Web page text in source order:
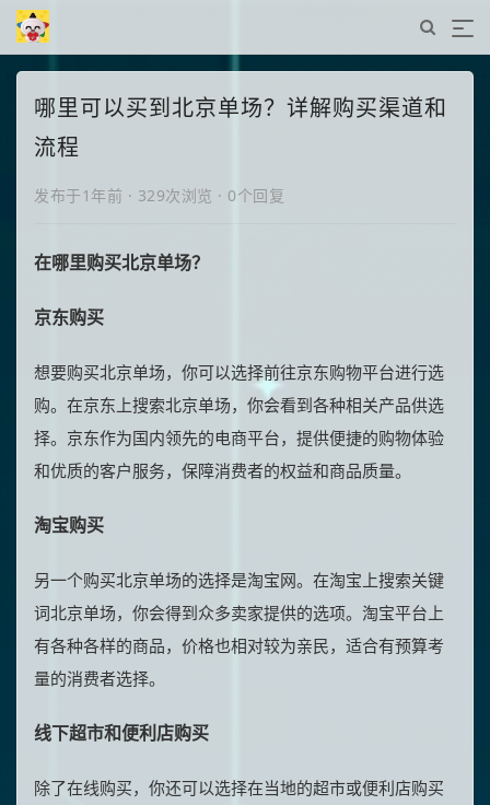
哪里可以买到北京单场？详解购买渠道和
流程
发布于1年前 · 329次浏览 · 0个回复
在哪里购买北京单场？
京东购买
想要购买北京单场，你可以选择前往京东购物平台进行选
购。在京东上搜索北京单场，你会看到各种相关产品供选
择。京东作为国内领先的电商平台，提供便捷的购物体验
和优质的客户服务，保障消费者的权益和商品质量。
淘宝购买
另一个购买北京单场的选择是淘宝网。在淘宝上搜索关键
词北京单场，你会得到众多卖家提供的选项。淘宝平台上
有各种各样的商品，价格也相对较为亲民，适合有预算考
量的消费者选择。
线下超市和便利店购买
除了在线购买，你还可以选择在当地的超市或便利店购买